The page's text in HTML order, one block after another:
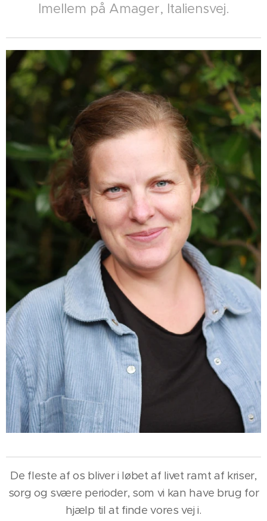
Imellem på Amager, Italiensvej.
De fleste af os bliver i løbet af livet ramt af kriser,
sorg og svære perioder, som vi kan have brug for
hjælp til at finde vores vej i.